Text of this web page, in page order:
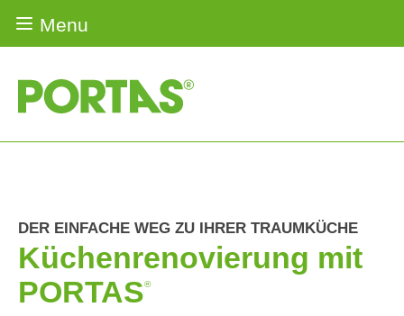
Weitere
PORTAS
DER EINFACHE WEG ZU IHRER TRAUMKÜCHE
Küchenrenovierung mit
PORTAS®
Menu
Renovierungs-Lösungen
Küchenrenovierung